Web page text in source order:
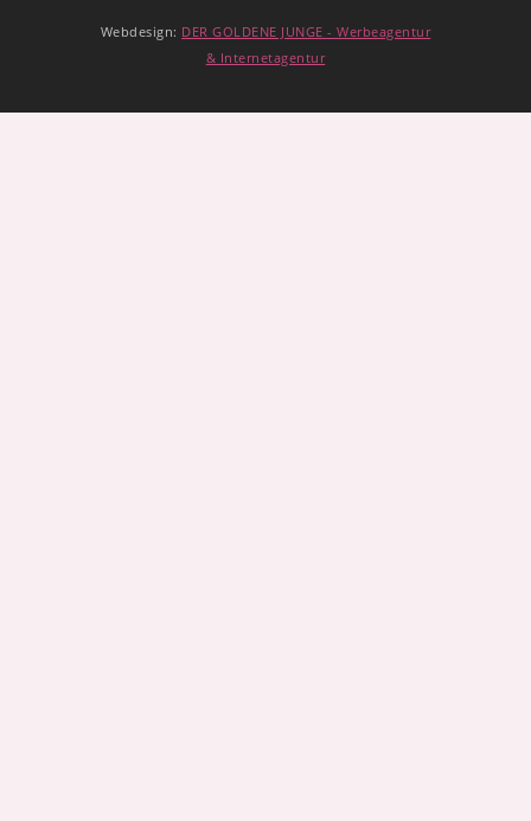
Webdesign: DER GOLDENE JUNGE - Werbeagentur
& Internetagentur